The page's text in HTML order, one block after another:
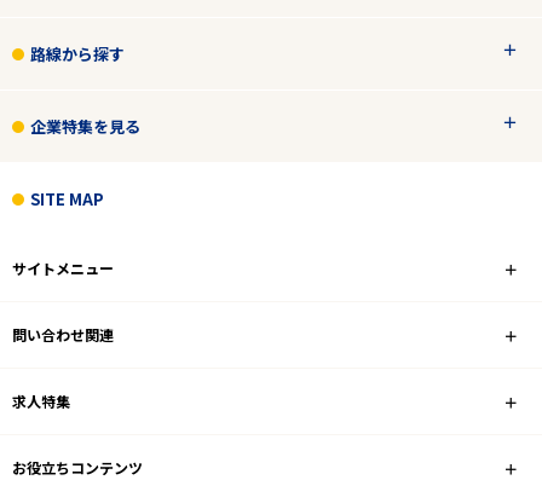
路線から探す
企業特集を見る
SITE MAP
サイトメニュー
問い合わせ関連
求人特集
お役立ちコンテンツ